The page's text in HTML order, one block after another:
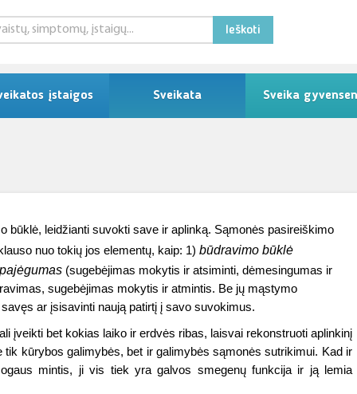
Ieškoti
įstaigos Sveikata Sveika
būklė, leidžianti suvokti save ir aplinką. Sąmonės pasireiškimo
nuo tokių jos elementų, kaip: 1) būdravimo būklė
(sugebėjimas mokytis ir atsiminti, dėmesingumas ir
sugebėjimas mokytis ir atmintis. Be jų mąstymo
ar įsisavinti naują patirtį į savo suvokimus.
įveikti bet kokias laiko ir erdvės ribas, laisvai rekonstruoti aplinkinį
kūrybos galimybės, bet ir galimybės sąmonės sutrikimui. Kad ir
mintis, ji vis tiek yra galvos smegenų funkcija ir ją lemia